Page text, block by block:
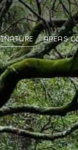
INATURE AREAS